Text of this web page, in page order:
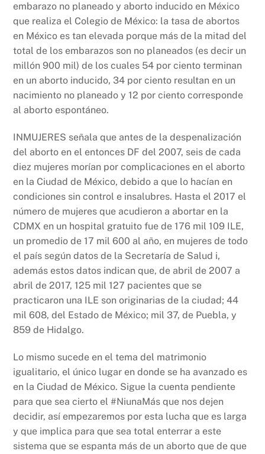
embarazo no planeado y aborto inducido en México
que realiza el Colegio de México: la tasa de abortos
en México es tan elevada porque más de la mitad del
total de los embarazos son no planeados (es decir un
millón 900 mil) de los cuales 54 por ciento terminan
en un aborto inducido, 34 por ciento resultan en un
nacimiento no planeado y 12 por ciento corresponde
al aborto espontáneo.
INMUJERES señala que antes de la despenalización
del aborto en el entonces DF del 2007, seis de cada
diez mujeres morían por complicaciones en el aborto
en la Ciudad de México, debido a que lo hacían en
condiciones sin control e insalubres. Hasta el 2017 el
número de mujeres que acudieron a abortar en la
CDMX en un hospital gratuito fue de 176 mil 109 ILE,
un promedio de 17 mil 600 al año, en mujeres de todo
el país según datos de la Secretaría de Salud i,
además estos datos indican que, de abril de 2007 a
abril de 2017, 125 mil 127 pacientes que se
practicaron una ILE son originarias de la ciudad; 44
mil 608, del Estado de México; mil 37, de Puebla, y
859 de Hidalgo.
Lo mismo sucede en el tema del matrimonio
igualitario, el único lugar en donde se ha avanzado es
en la Ciudad de México. Sigue la cuenta pendiente
para que sea cierto el #NiunaMás que nos dejen
decidir, así empezaremos por esta lucha que es larga
y que implica para que sea total enterrar a este
sistema que se espanta más de un aborto que de que